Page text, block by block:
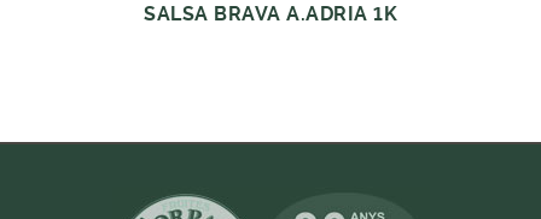
SALSA BRAVA A.ADRIA 1K